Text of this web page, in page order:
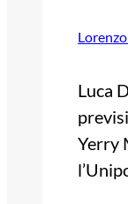
Luca
Yerry